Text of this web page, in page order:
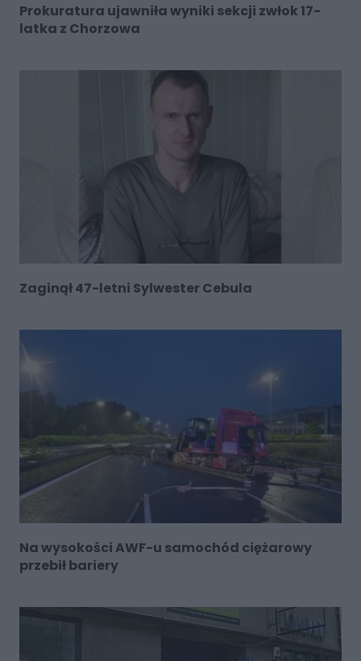
Prokuratura ujawniła wyniki sekcji zwłok 17-
latka z Chorzowa
Zaginął 47-letni Sylwester Cebula
Na wysokości AWF-u samochód ciężarowy
przebił bariery